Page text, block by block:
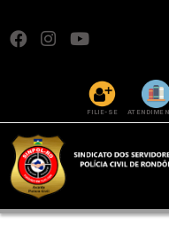
FILIE-SE